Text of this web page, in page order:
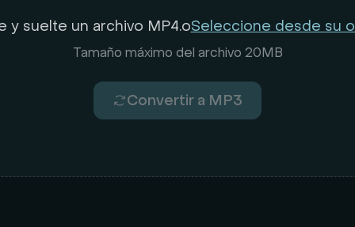
y suelte un archivo MP4.oSeleccione desde su
Tamaño máximo del archivo 20MB
Convertir a MP3